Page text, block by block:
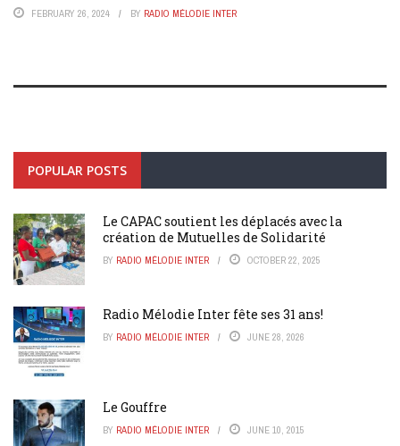
FEBRUARY 26, 2024 BY RADIO MÉLODIE INTER
POPULAR POSTS
Le CAPAC soutient les déplacés avec la
création de Mutuelles de Solidarité
BY RADIO MÉLODIE INTER OCTOBER 22, 2025
Radio Mélodie Inter fête ses 31 ans!
BY RADIO MÉLODIE INTER JUNE 28, 2026
Le Gouffre
BY RADIO MÉLODIE INTER JUNE 10, 2015